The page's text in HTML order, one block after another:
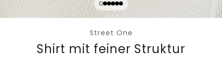
Street One
Shirt mit feiner Struktur